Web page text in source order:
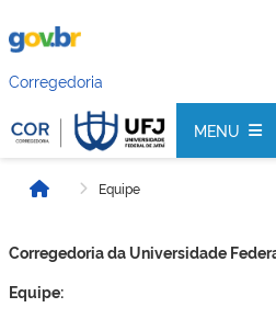
Corregedoria
MENU
Início Equipe
Corregedoria da Universidade
Equipe: